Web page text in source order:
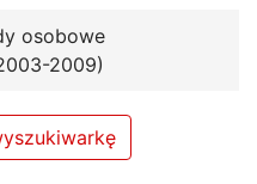
osobowe
2009)